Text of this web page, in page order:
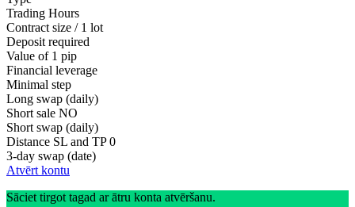
Trading Hours
Contract size / 1 lot
Deposit required
Value of 1 pip
Financial leverage
Minimal step
Long swap (daily)
Short sale NO
Short swap (daily)
Distance SL and TP 0
3-day swap (date)
Atvērt kontu
Sāciet tirgot tagad ar ātru konta atvēršanu.